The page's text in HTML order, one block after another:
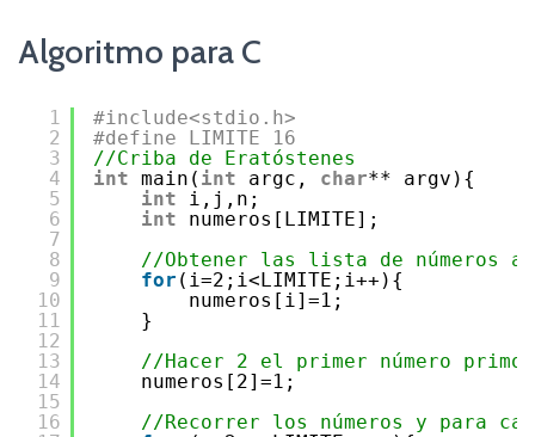
Algoritmo para C
1
2
3
4
5
6
7
8
9
10
11
12
13
14
15
16
#include<stdio.h>
#define LIMITE 16
//Criba de Eratóstenes
int main( int argc, char** argv){
int
i,j,n;
int
numeros[LIMITE];
//Obtener las lista de números a
for (i=2;i<LIMITE;i++){
numeros[i]=1;
}
//Hacer 2 el primer número primo
numeros[2]=1;
//Recorrer los números y para